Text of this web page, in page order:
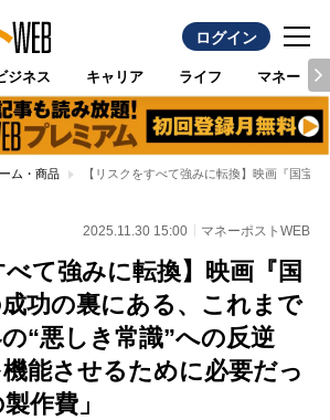
ログイン
ジネス キャリア ライフ マネー
ム・商品 【リスクをすべて強みに転換】映画『国宝
2025.11.30 15:00 マネーポストWEB
べて強みに転換】映画『国
功の裏にある、これまで
“悪しき常識”への反逆
能させるために必要だっ
作費」